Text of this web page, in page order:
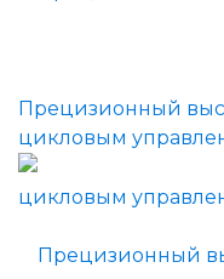
Прецизионный
цикловым